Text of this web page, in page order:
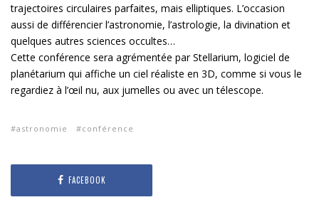
trajectoires circulaires parfaites, mais elliptiques. L’occasion
aussi de différencier l’astronomie, l’astrologie, la divination et
quelques autres sciences occultes…
Cette conférence sera agrémentée par Stellarium, logiciel de
planétarium qui affiche un ciel réaliste en 3D, comme si vous le
regardiez à l’œil nu, aux jumelles ou avec un télescope.
astronomie conférence
FACEBOOK